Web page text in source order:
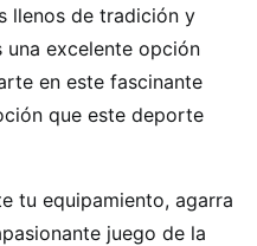
llenos de tradición y
una excelente opción
en este fascinante
que este deporte
tu equipamiento, agarra
juego de la